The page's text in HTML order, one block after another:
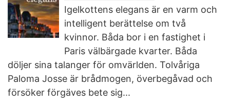
Igelkottens elegans är en varm och
intelligent berättelse om två
kvinnor. Båda bor i en fastighet i
Paris välbärgade kvarter. Båda
döljer sina talanger för omvärlden. Tolvåriga
Paloma Josse är brådmogen, överbegåvad och
försöker förgäves bete sig...